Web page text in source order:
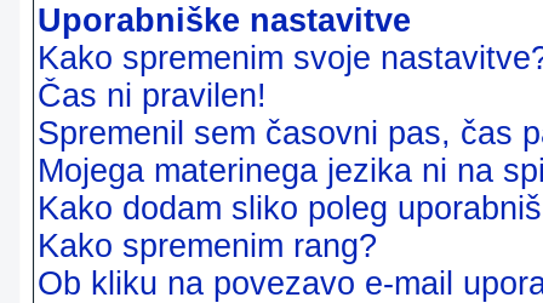
Uporabniške nastavitve
Kako spremenim svoje
Čas ni pravilen!
Spremenil sem časovni pas, čas
Mojega materinega jezika ni na
Kako dodam sliko poleg
Kako spremenim rang?
Ob kliku na povezavo e-mail